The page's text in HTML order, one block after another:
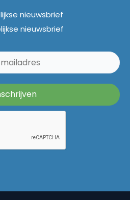
nieuwsbrief
nieuwsbrief